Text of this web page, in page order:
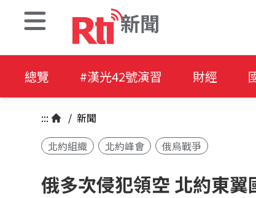
新聞
總覽 #漢光42號演習 財經
::: / 新聞
北約組織
北約峰會 俄烏戰爭
俄多次侵犯領空 北約東